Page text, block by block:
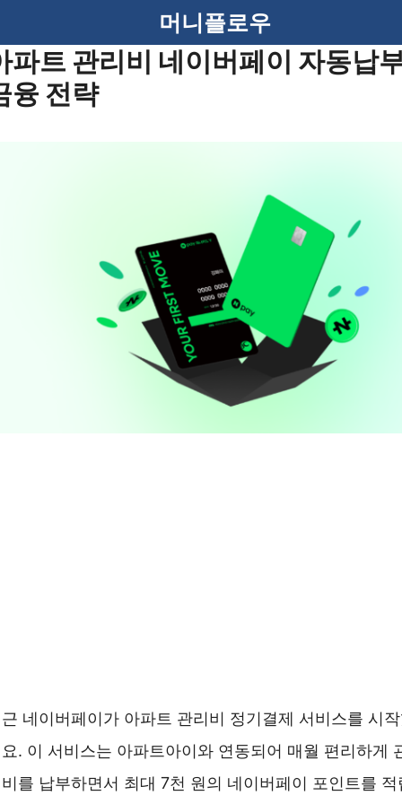
머니플로우
파트 관리비 네이버페이 자동납
융 전략
네이버페이가 아파트 관리비 정기결제 서비스를 시
. 이 서비스는 아파트아이와 연동되어 매월 편리하게
를 납부하면서 최대 7천 원의 네이버페이 포인트를 적